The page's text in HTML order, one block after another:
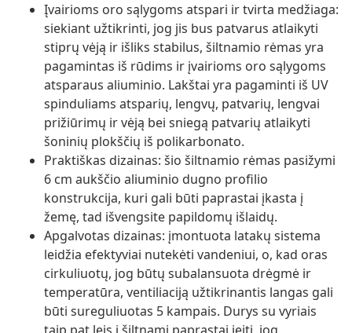
Įvairioms oro sąlygoms atspari ir tvirta medžiaga:
siekiant užtikrinti, jog jis bus patvarus atlaikyti
stiprų vėją ir išliks stabilus, šiltnamio rėmas yra
pagamintas iš rūdims ir įvairioms oro sąlygoms
atsparaus aliuminio. Lakštai yra pagaminti iš UV
spinduliams atsparių, lengvų, patvarių, lengvai
prižiūrimų ir vėją bei sniegą patvarių atlaikyti
šoninių plokščių iš polikarbonato.
Praktiškas dizainas: šio šiltnamio rėmas pasižymi
6 cm aukščio aliuminio dugno profilio
konstrukcija, kuri gali būti paprastai įkasta į
žemę, tad išvengsite papildomų išlaidų.
Apgalvotas dizainas: įmontuota latakų sistema
leidžia efektyviai nutekėti vandeniui, o, kad oras
cirkuliuotų, jog būtų subalansuota drėgmė ir
temperatūra, ventiliaciją užtikrinantis langas gali
būti sureguliuotas 5 kampais. Durys su vyriais